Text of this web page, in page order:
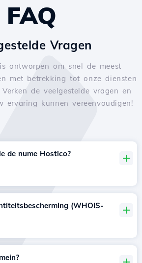
FAQ
Vragen
ontworpen om snel de meest
met betrekking tot onze diensten
de veelgestelde vragen en
ervaring kunnen vereenvoudigen!
de nume Hostico?
(WHOIS-